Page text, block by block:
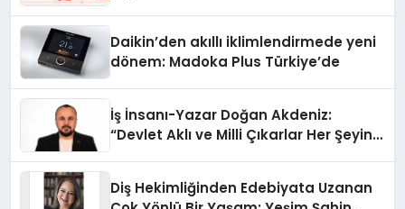
Daikin’den akıllı iklimlendirmede yeni
dönem: Madoka Plus Türkiye’de
İş İnsanı-Yazar Doğan Akdeniz:
“Devlet Aklı ve Milli Çıkarlar Her Şeyin
Diş Hekimliğinden Edebiyata Uzanan